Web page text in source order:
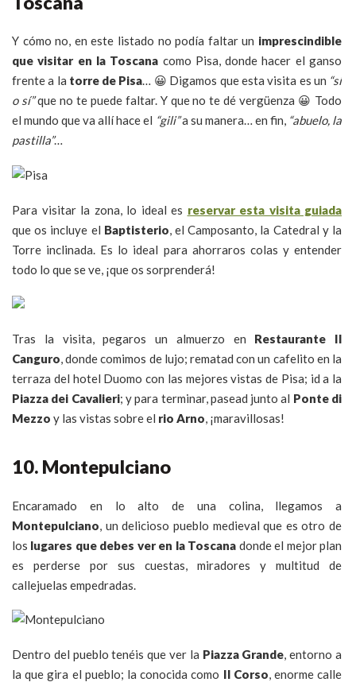
Y cómo no, en este listado no podía faltar un imprescindible
que visitar en la Toscana como Pisa, donde hacer el ganso
frente a la torre de Pisa… 😀 Digamos que esta visita es un “sí
o sí”que no te puede faltar. Y que no te dé vergüenza 😀 Todo
el mundo que va allí hace el “gili”a su manera… en fin, “abuelo, la
pastilla”…
Para visitar la zona, lo ideal es reservar esta visita guiada
que os incluye el Baptisterio, el Camposanto, la Catedral y la
Torre inclinada. Es lo ideal para ahorraros colas y entender
todo lo que se ve, ¡que os sorprenderá!
Tras la visita, pegaros un almuerzo en Restaurante Il
Canguro, donde comimos de lujo; rematad con un cafelito en la
terraza del hotel Duomo con las mejores vistas de Pisa; id a la
Piazza dei Cavalieri; y para terminar, pasead junto al Ponte di
Mezzo y las vistas sobre el rio Arno, ¡maravillosas!
10. Montepulciano
Encaramado en lo alto de una colina, llegamos a
Montepulciano , un delicioso pueblo medieval que es otro de
los lugares que debes ver en la Toscana donde el mejor plan
es perderse por sus cuestas, miradores y multitud de
callejuelas empedradas.
Dentro del pueblo tenéis que ver la Piazza Grande, entorno a
la que gira el pueblo; la conocida como Il Corso, enorme calle